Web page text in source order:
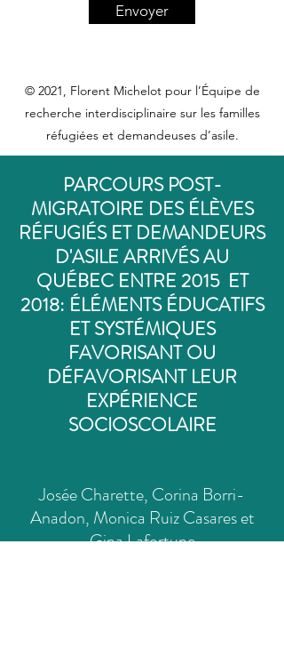
Envoyer
© 2021, Florent Michelot pour l’Équipe de
recherche interdisciplinaire sur les familles
réfugiées et demandeuses d’asile.
PARCOURS POST-
MIGRATOIRE DES ÉLÈVES
RÉFUGIÉS ET DEMANDEURS
D'ASILE ARRIVÉS AU
QUÉBEC ENTRE 2015 ET
2018: ÉLÉMENTS ÉDUCATIFS
ET SYSTÉMIQUES
FAVORISANT OU
DÉFAVORISANT LEUR
EXPÉRIENCE
SOCIOSCOLAIRE
Josée Charette, Corina Borri-
Anadon, Monica Ruiz Casares et
Gina Lafortune